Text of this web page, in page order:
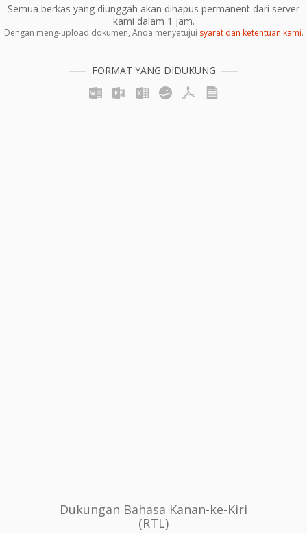
Semua berkas yang diunggah akan dihapus permanent dari server
kami dalam 1 jam.
Dengan meng-upload dokumen, Anda menyetujui syarat dan ketentuan kami.
FORMAT YANG DIDUKUNG
Dukungan Bahasa Kanan-ke-Kiri
(RTL)